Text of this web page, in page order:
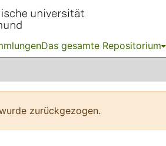
Das gesamte Repositorium
zurückgezogen.